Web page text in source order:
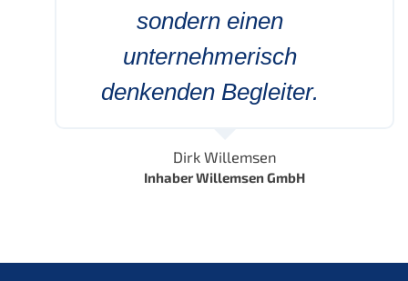
sondern einen
unternehmerisch
denkenden Begleiter.
Dirk Willemsen
Inhaber Willemsen GmbH